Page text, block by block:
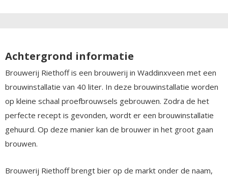
Achtergrond informatie
Brouwerij Riethoff is een brouwerij in Waddinxveen met een
brouwinstallatie van 40 liter. In deze brouwinstallatie worden
op kleine schaal proefbrouwsels gebrouwen. Zodra de het
perfecte recept is gevonden, wordt er een brouwinstallatie
gehuurd. Op deze manier kan de brouwer in het groot gaan
brouwen.
Brouwerij Riethoff brengt bier op de markt onder de naam,